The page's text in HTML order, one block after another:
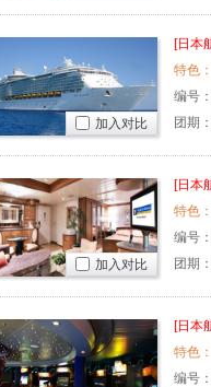
[日本
编号：
团期：
加入对比
[日本
编号：
团期：
加入对比
[日本
编号：